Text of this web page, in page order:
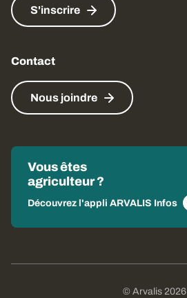
S'inscrire
Contact
Nous joindre
Vous êtes
agriculteur ?
Découvrez l'appli ARVALIS Infos
© Arvalis 2026